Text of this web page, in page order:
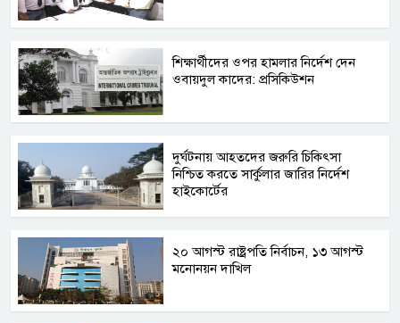
শিক্ষার্থীদের ওপর হামলার নির্দেশ দেন
ওবায়দুল কাদের: প্রসিকিউশন
দুর্ঘটনায় আহতদের জরুরি চিকিৎসা
নিশ্চিত করতে সার্কুলার জারির নির্দেশ
হাইকোর্টের
২০ আগস্ট রাষ্ট্রপতি নির্বাচন, ১৩ আগস্ট
মনোনয়ন দাখিল